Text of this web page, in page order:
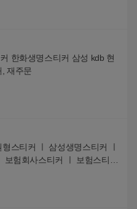
한화생명스티커 삼성 kdb 현
재주문
스티커 ㅣ 삼성생명스티커 ㅣ
보험회사스티커 ㅣ 보험스티커
험명함 ㅣ 삼성생명ㅣ kdb생명